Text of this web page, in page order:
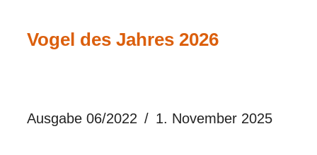
Vogel des Jahres 2026
Ausgabe 06/2022 1. November 2025